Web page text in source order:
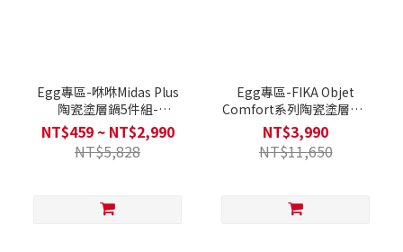
Egg專區-咻咻Midas Plus
陶瓷塗層鍋5件組-
Chouchou(Q導全覆底/IH爐
可用，不挑爐具)送矽膠湯勺
+矽膠鍋鏟(款式隨機)
NT$459 ~ NT$2,990
NT$5,828
Egg專區-FIKA Objet
Comfort系列陶瓷塗層鍋7
件組-珊瑚橘(噴砂全覆底，
不挑爐具)
NT$3,990
NT$11,650